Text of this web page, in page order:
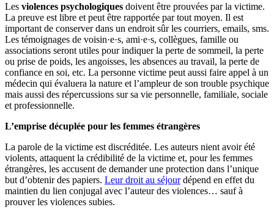
Les violences psychologiques doivent être prouvées par la victime.
La preuve est libre et peut être rapportée par tout moyen. Il est
important de conserver dans un endroit sûr les courriers, emails, sms.
Les témoignages de voisin·e·s, ami·e·s, collègues, famille ou
associations seront utiles pour indiquer la perte de sommeil, la perte
ou prise de poids, les angoisses, les absences au travail, la perte de
confiance en soi, etc. La personne victime peut aussi faire appel à un
médecin qui évaluera la nature et l’ampleur de son trouble psychique
mais aussi des répercussions sur sa vie personnelle, familiale, sociale
et professionnelle.
L’emprise décuplée pour les femmes étrangères
La parole de la victime est discréditée. Les auteurs nient avoir été
violents, attaquent la crédibilité de la victime et, pour les femmes
étrangères, les accusent de demander une protection dans l’unique
but d’obtenir des papiers. Leur droit au séjourdépend en effet du
maintien du lien conjugal avec l’auteur des violences… sauf à
prouver les violences subies.